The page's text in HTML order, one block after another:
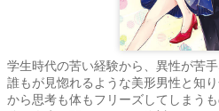
学生時代の苦い経験から、異性が苦
誰もが見惚れるような美形男性と知
から思考も体もフリーズしてしまう